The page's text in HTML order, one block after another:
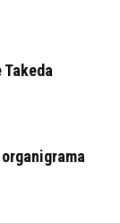
Takeda